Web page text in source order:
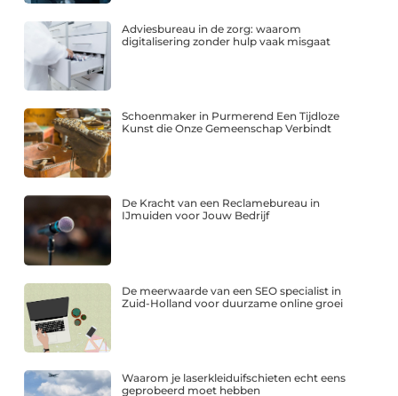
Adviesbureau in de zorg: waarom
digitalisering zonder hulp vaak misgaat
Schoenmaker in Purmerend Een Tijdloze
Kunst die Onze Gemeenschap Verbindt
De Kracht van een Reclamebureau in
IJmuiden voor Jouw Bedrijf
De meerwaarde van een SEO specialist in
Zuid-Holland voor duurzame online groei
Waarom je laserkleiduifschieten echt eens
geprobeerd moet hebben